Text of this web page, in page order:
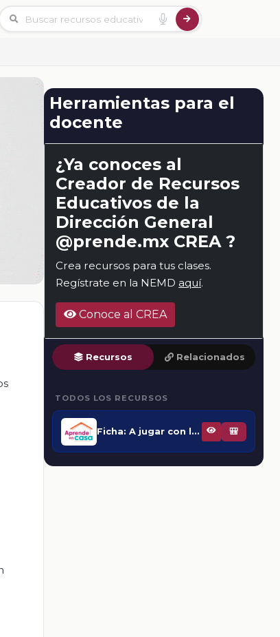
Herramientas para el
docente
¿Ya conoces al
Creador de Recursos
Educativos de la
Dirección General
@prende.mx CREA ?
Crea recursos para tus clases.
Regístrate en la NEMD aquí.
Conoce al CREA
Recursos Relacionados
TODOS LOS RECURSOS
Ficha: A jugar con los cuentos 🎒